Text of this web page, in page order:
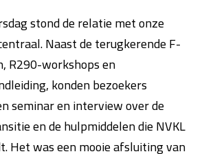
stond de relatie met onze
Naast de terugkerende F-
R290-workshops en
konden bezoekers
seminar en interview over de
en de hulpmiddelen die NVKL
Het was een mooie afsluiting van